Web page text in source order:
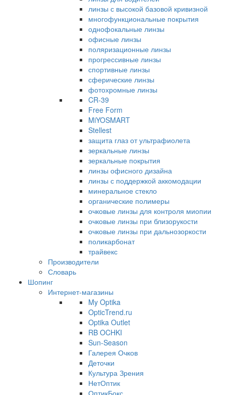
линзы с высокой базовой кривизной
многофункциональные покрытия
однофокальные линзы
офисные линзы
поляризационные линзы
прогрессивные линзы
спортивные линзы
сферические линзы
фотохромные линзы
CR-39
Free Form
MiYOSMART
Stellest
защита глаз от ультрафиолета
зеркальные линзы
зеркальные покрытия
линзы офисного дизайна
линзы с поддержкой аккомодации
минеральное стекло
органические полимеры
очковые линзы для контроля миопии
очковые линзы при близорукости
очковые линзы при дальнозоркости
поликарбонат
трайвекс
Производители
Словарь
Шопинг
Интернет-магазины
My Optika
OpticTrend.ru
Optika Outlet
RB OCHKI
Sun-Season
Галерея Очков
Деточки
Культура Зрения
НетОптик